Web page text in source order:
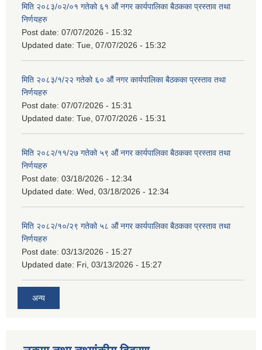
मिति २०८३/०२/०१ गतेको ६१ औं नगर कार्यपालिका बैठकका प्रस्ताव तथा
निर्णयहरु
Post date: 07/07/2026 - 15:32
Updated date: Tue, 07/07/2026 - 15:32
मिति २०८३/१/२२ गतेको ६० औं नगर कार्यपालिका बैठकका प्रस्ताव तथा
निर्णयहरु
Post date: 07/07/2026 - 15:31
Updated date: Tue, 07/07/2026 - 15:31
मिति २०८२/११/२७ गतेको ५९ औं नगर कार्यपालिका बैठकका प्रस्ताव तथा
निर्णयहरु
Post date: 03/18/2026 - 12:34
Updated date: Wed, 03/18/2026 - 12:34
मिति २०८२/१०/२९ गतेको ५८ औं नगर कार्यपालिका बैठकका प्रस्ताव तथा
निर्णयहरु
Post date: 03/13/2026 - 15:27
Updated date: Fri, 03/13/2026 - 15:27
अन्य